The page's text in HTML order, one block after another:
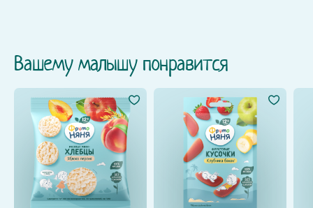
Вашему малышу понравится